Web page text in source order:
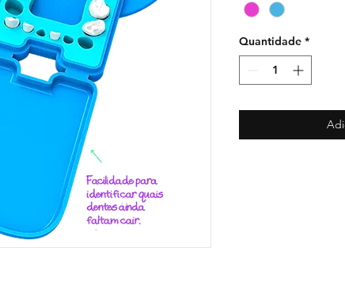
Quantidade *